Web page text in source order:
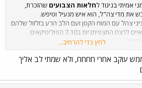
חלאות הצבועים שהזכרת,
צהל עם המוח הקטן ועם הלב הרע בזלזול שלהם
אחראיים לרצח התצפיתניות ב7.10 הפוליטיקאים
לחץ כדי להרחיב...
עוקב אחרי חחחח, ולא שמתי לב אליך